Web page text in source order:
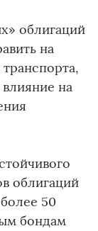
облигаций
на
влияние на
облигаций
50
бондам